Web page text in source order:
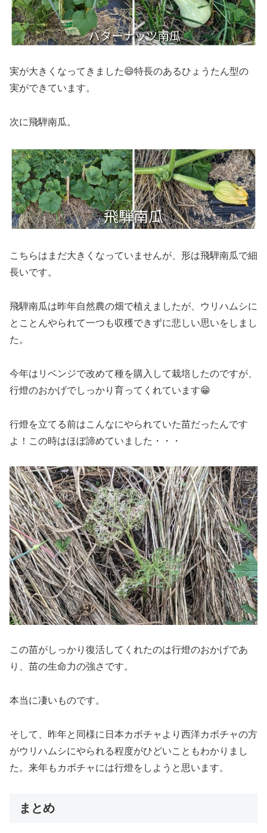
実が大きくなってきました😄特長のあるひょうたん型の
実ができています。
次に飛騨南瓜。
こちらはまだ大きくなっていませんが、形は飛騨南瓜で細
長いです。
飛騨南瓜は昨年自然農の畑で植えましたが、ウリハムシに
とことんやられて一つも収穫できずに悲しい思いをしまし
た。
今年はリベンジで改めて種を購入して栽培したのですが、
行燈のおかげでしっかり育ってくれています😁
行燈を立てる前はこんなにやられていた苗だったんです
よ！この時はほぼ諦めていました・・・
この苗がしっかり復活してくれたのは行燈のおかげであ
り、苗の生命力の強さです。
本当に凄いものです。
そして、昨年と同様に日本カボチャより西洋カボチャの方
がウリハムシにやられる程度がひどいこともわかりまし
た。来年もカボチャには行燈をしようと思います。
まとめ